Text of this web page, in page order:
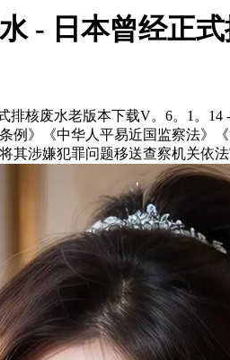
- 日本曾经正
核废水老版本下载V。6。1。14
例》《中华人平易近国监察法》
其涉嫌犯罪问题移送查察机关依